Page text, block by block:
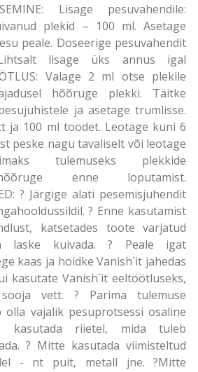
Lisage pesuvahendile:
plekid – 100 ml. Asetage
peale. Doseerige pesuvahendit
lisage üks annus igal
Valage 2 ml otse plekile
hõõruge plekki. Täitke
ja asetage trumlisse.
ja 100 ml toodet. Leotage kuni 6
peske nagu tavaliselt või leotage
tulemuseks plekkide
enne loputamist.
? Järgige alati pesemisjuhendit
? Enne kasutamist
katsetades toote varjatud
laske kuivada. ? Peale igat
kaas ja hoidke Vanish´it jahedas
kasutate Vanish´it eeltöötluseks,
vett. ? Parima tulemuse
olla vajalik pesuprotsessi osaline
kasutada riietel, mida tuleb
? Mitte kasutada viimisteltud
- nt puit, metall jne. ?Mitte